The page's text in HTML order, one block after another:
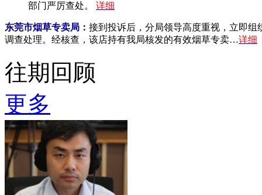
部门严厉查处。
详细
东莞市烟草专卖局： 接到投诉后，分局领导高度重视，立即组
调查处理。经核查，该店持有我局核发的有效烟草专卖…详细
往期回顾
更多